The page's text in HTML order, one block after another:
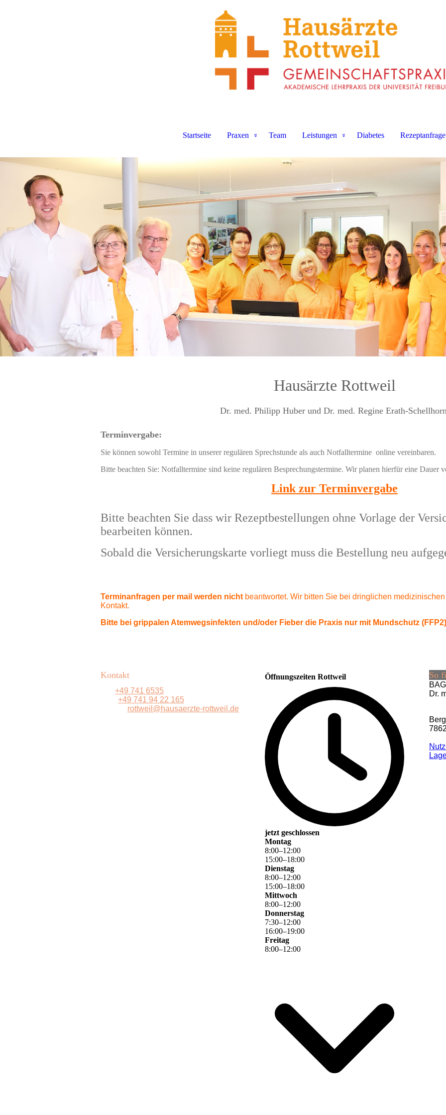
Startseite Praxen Team Leistungen Diabetes Rezeptanfrage
Hausärzte Rottweil
Dr. med. Philipp Huber und Dr. med. Regine Erath-
Terminvergabe:
Sie können sowohl Termine in unserer regulären Sprechstunde als auch Notfalltermine online vereinbaren.
Bitte beachten Sie: Notfalltermine sind keine regulären Besprechungstermine. Wir planen hierfür eine Dauer
Link zur Terminvergabe
Bitte beachten Sie dass wir Rezeptbestellungen ohne Vorlage der
bearbeiten können.
Sobald die Versicherungskarte vorliegt muss die Bestellung neu
Terminanfragen per mail werden nicht beantwortet. Wir bitten Sie bei dringlichen
Kontakt.
Bitte bei grippalen Atemwegsinfekten und/oder Fieber die Praxis nur mit Mundschutz
Kontakt
+49 741 6535
+49 741 94 22 165
rottweil@hausaerzte-rottweil.de
Öffnungszeiten Rottweil
jetzt geschlossen
Montag
8:00–12:00
15:00–18:00
Dienstag
8:00–12:00
15:00–18:00
Mittwoch
8:00–12:00
Donnerstag
7:30–12:00
16:00–19:00
Freitag
8:00–12:00
So
Dr.